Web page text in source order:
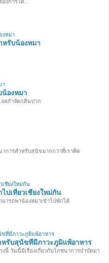
งการได้...
หรับน้องหมา
น้องหมา
ลกำจัดกลิ่นปาก
การสำหรับสุนัขมากกว่าที่เราคิด
ปเที่ยวเชียงใหม่กัน
ารถพาน้องหมาเข้าไปพักได้
หรับสุนัขที่มีภาวะภูมิแพ้อาหาร
นี้ วันนี้มีเรื่องเกี่ยวกับโภชนาการบำบัดมา